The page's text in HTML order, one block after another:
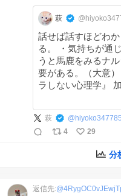
萩
話せば話すほどわ
る。 ・気持ちが通
うと馬鹿をみるナ
要がある。（大意） 『｢話が通じない相手｣にイライ
ラ
萩 @
4
29
分
返信先:@